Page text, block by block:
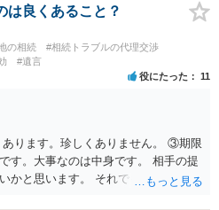
可能か、実際に法律相談を受けるこ
は良くあること？
の相続
#相続トラブルの代理交渉
#遺言
役にたった 11
ります。珍しくありません。 ③期限
す。大事なのは中身です。 相手の提
かと思います。 それでもあなた有利